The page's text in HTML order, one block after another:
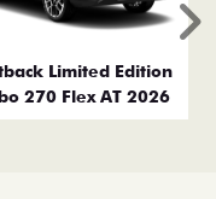
Limited Edition
270 Flex AT 2026